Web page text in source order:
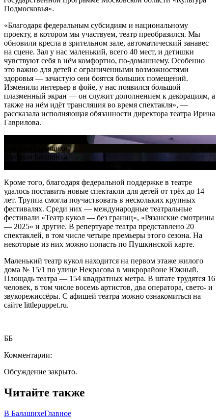
Подмосковья».
«Благодаря федеральным субсидиям и национальному
проекту, в котором мы участвуем, театр преобразился. Мы
обновили кресла в зрительном зале, автоматический занавес
на сцене. Зал у нас маленький, всего 40 мест, и детишки
чувствуют себя в нём комфортно, по-домашнему. Особенно
это важно для детей с ограниченными возможностями
здоровья — зачастую они боятся больших помещений.
Изменили интерьер в фойе, у нас появился большой
плазменный экран — он служит дополнением к декорациям, а
также на нём идёт трансляция во время спектакля», —
рассказала исполняющая обязанности директора театра Ирина
Гаврилова.
Большая Балашиха
Большая Балашиха
Кроме того, благодаря федеральной поддержке в театре
удалось поставить новые спектакли для детей от трёх до 14
лет. Труппа смогла поучаствовать в нескольких крупных
фестивалях. Среди них — международные театральные
фестивали «Театр кукол — без границ», «Рязанские смотрины
— 2025» и другие. В репертуаре театра представлено 20
спектаклей, в том числе четыре премьеры этого сезона. На
некоторые из них можно попасть по Пушкинской карте.
Маленький театр кукол находится на первом этаже жилого
дома № 15/1 по улице Некрасова в микрорайоне Южный.
Площадь театра — 154 квадратных метра. В штате трудятся 16
человек, в том числе восемь артистов, два оператора, свето- и
звукорежиссёры. С афишей театра можно ознакомиться на
сайте littlepuppet.ru.
ББ
Комментарии:
Обсуждение закрыто.
Читайте также
В БалашихеГлавное